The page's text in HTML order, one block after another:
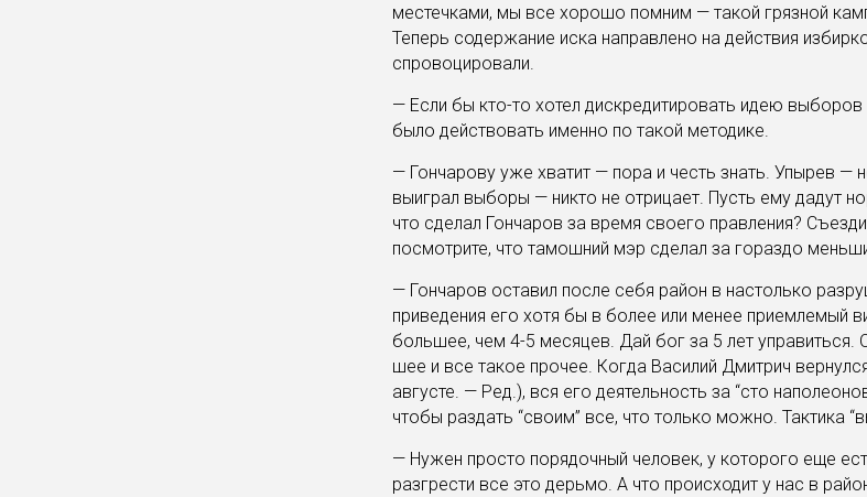
местечками, мы все хорошо помним — такой грязной
Теперь содержание иска направлено на действия
спровоцировали.
— Если бы кто-то хотел дискредитировать идею
было действовать именно по такой методике.
— Гончарову уже хватит — пора и честь знать. Упырев —
выиграл выборы — никто не отрицает. Пусть ему дадут
что сделал Гончаров за время своего правления?
посмотрите, что тамошний мэр сделал за гораздо
— Гончаров оставил после себя район в настолько
приведения его хотя бы в более или менее приемлемый
большее, чем 4-5 месяцев. Дай бог за 5 лет управиться.
шее и все такое прочее. Когда Василий Дмитрич
августе. — Ред.), вся его деятельность за “сто
чтобы раздать “своим” все, что только можно. Тактика
— Нужен просто порядочный человек, у которого еще
разгрести все это дерьмо. А что происходит у нас в